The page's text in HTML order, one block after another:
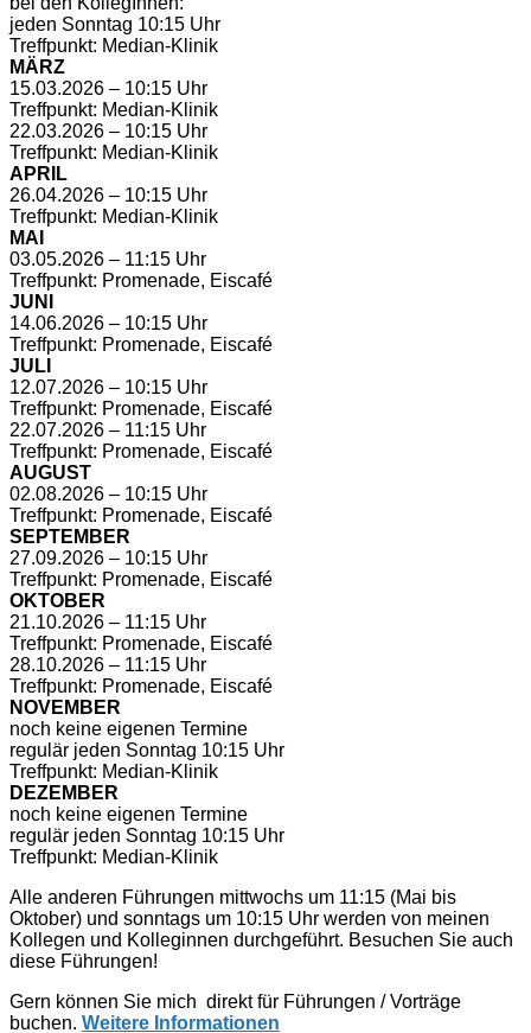
jeden Sonntag 10:15 Uhr
Treffpunkt: Median-Klinik
MÄRZ
15.03.2026 – 10:15 Uhr
Treffpunkt: Median-Klinik
22.03.2026 – 10:15 Uhr
Treffpunkt: Median-Klinik
APRIL
26.04.2026 – 10:15 Uhr
Treffpunkt: Median-Klinik
MAI
03.05.2026 – 11:15 Uhr
Treffpunkt: Promenade, Eiscafé
JUNI
14.06.2026 – 10:15 Uhr
Treffpunkt: Promenade, Eiscafé
JULI
12.07.2026 – 10:15 Uhr
Treffpunkt: Promenade, Eiscafé
22.07.2026 – 11:15 Uhr
Treffpunkt: Promenade, Eiscafé
AUGUST
02.08.2026 – 10:15 Uhr
Treffpunkt: Promenade, Eiscafé
SEPTEMBER
27.09.2026 – 10:15 Uhr
Treffpunkt: Promenade, Eiscafé
OKTOBER
21.10.2026 – 11:15 Uhr
Treffpunkt: Promenade, Eiscafé
28.10.2026 – 11:15 Uhr
Treffpunkt: Promenade, Eiscafé
NOVEMBER
noch keine eigenen Termine
regulär jeden Sonntag 10:15 Uhr
Treffpunkt: Median-Klinik
DEZEMBER
noch keine eigenen Termine
regulär jeden Sonntag 10:15 Uhr
Treffpunkt: Median-Klinik
Alle anderen Führungen mittwochs um 11:15 (Mai bis
Oktober) und sonntags um 10:15 Uhr werden von meinen
Kollegen und Kolleginnen durchgeführt. Besuchen Sie auch
diese Führungen!
Gern können Sie mich direkt für Führungen / Vorträge
buchen. Weitere Informationen